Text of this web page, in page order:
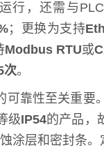
行，还需与
；更换为支持
Modbus RTU或
次。
靠性至关重要
级IP54的产品，
涂层和密封条。